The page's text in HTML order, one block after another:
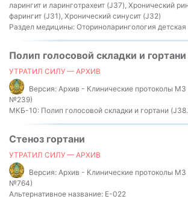
ларингит и ларинготрахеит (J37), Хронический
фарингит (J31), Хронический синусит (J32)
Раздел медицины: Оториноларингология детская
Полип голосовой складки и гортани
УТРАТИЛ СИЛУ — АРХИВ
Версия: Архив - Клинические протоколы
№239)
МКБ-10: Полип голосовой складки и гортани
Стеноз гортани
УТРАТИЛ СИЛУ — АРХИВ
Версия: Архив - Клинические протоколы
№764)
Альтернативное название: E-022